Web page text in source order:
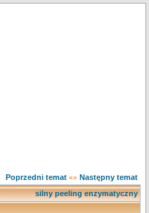
Poprzedni temat «» Następny temat
silny peeling enzymatyczny